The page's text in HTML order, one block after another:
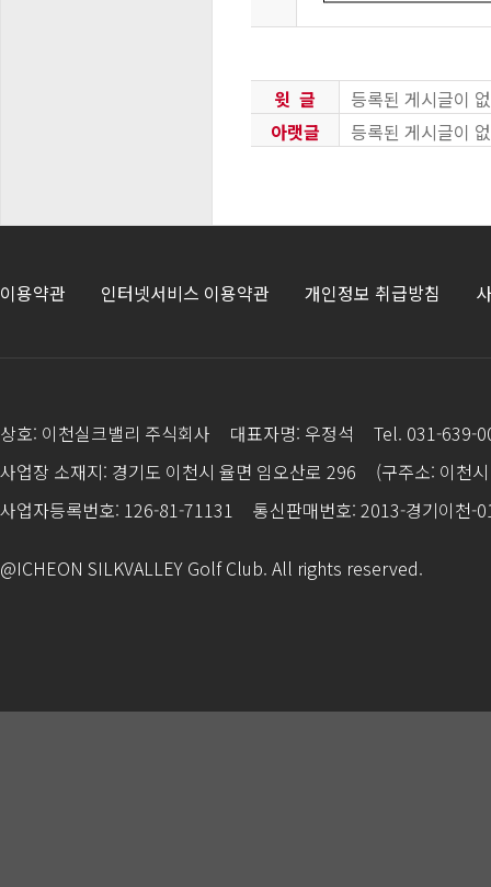
윗 글
등록된 게시글이
아랫글
등록된 게시글이
이용약관 인터넷서비스 이용약관 개인정보 취급방침
상호: 이천실크밸리 주식회사 대표자명: 우정석
Tel. 031-639-
사업장 소재지: 경기도 이천시 율면 임오산로 296
(구주소: 이천
사업자등록번호: 126-81-71131
통신판매번호: 2013-경기이천-
@ICHEON SILKVALLEY Golf Club. All rights reserved.